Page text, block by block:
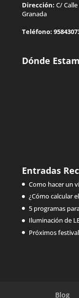
Dirección: C/
Granada
Teléfono:
Dónde
Entradas
Como hacer un
¿Cómo calcular
5 programas
Iluminación de
Próximos
Blog